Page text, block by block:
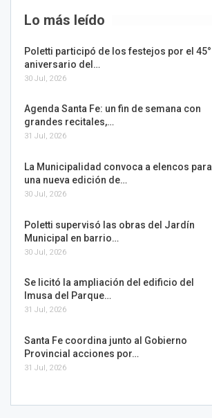
Lo más leído
Poletti participó de los festejos por el 45°
aniversario del…
30 Jul, 2026
Agenda Santa Fe: un fin de semana con
grandes recitales,…
31 Jul, 2026
La Municipalidad convoca a elencos para
una nueva edición de…
30 Jul, 2026
Poletti supervisó las obras del Jardín
Municipal en barrio…
30 Jul, 2026
Se licitó la ampliación del edificio del
Imusa del Parque…
31 Jul, 2026
Santa Fe coordina junto al Gobierno
Provincial acciones por…
31 Jul, 2026